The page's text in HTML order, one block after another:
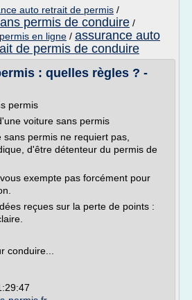
auto retrait de permis /
permis de conduire /
en ligne / assurance auto
de permis de conduire
: quelles règles ? -
permis
voiture sans permis
permis ne requiert pas,
d'être détenteur du permis de
exempte pas forcément pour
reçues sur la perte de points :
conduire...